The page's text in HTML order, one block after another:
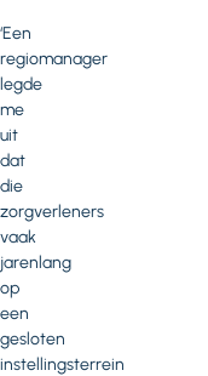
‘Een
regiomanager
legde
me
uit
dat
die
zorgverleners
vaak
jarenlang
op
een
gesloten
instellingsterrein